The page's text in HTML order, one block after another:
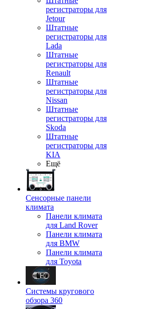
регистраторы для
Jetour
Штатные
регистраторы для
Lada
Штатные
регистраторы для
Renault
Штатные
регистраторы для
Nissan
Штатные
регистраторы для
Skoda
Штатные
регистраторы для
KIA
Ещё
Сенсорные панели
климата
Панели климата
для Land Rover
Панели климата
для BMW
Панели климата
для Toyota
Системы кругового
обзора 360